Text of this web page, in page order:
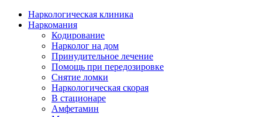
Наркологическая клиника
Наркомания
Кодирование
Нарколог на дом
Принудительное лечение
Помощь при передозировке
Снятие ломки
Наркологическая скорая
В стационаре
Амфетамин